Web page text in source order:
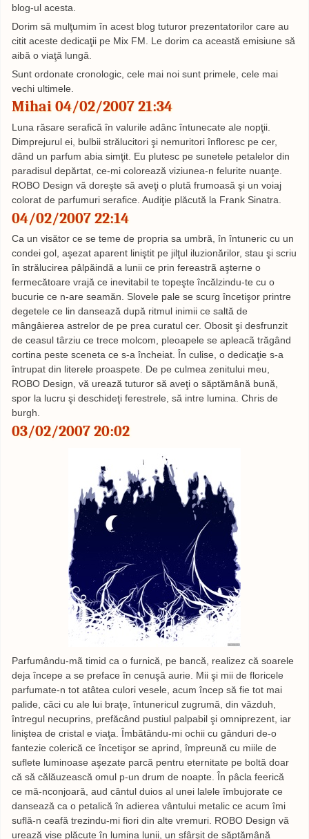
blog-ul acesta.
Dorim să mulţumim în acest blog tuturor prezentatorilor care au
citit aceste dedicaţii pe Mix FM. Le dorim ca această emisiune să
aibă o viaţă lungă.
Sunt ordonate cronologic, cele mai noi sunt primele, cele mai
vechi ultimele.
Mihai 04/02/2007 21:34
Luna răsare serafică în valurile adânc întunecate ale nopţii.
Dimprejurul ei, bulbii strălucitori şi nemuritori înfloresc pe cer,
dând un parfum abia simţit. Eu plutesc pe sunetele petalelor din
paradisul depărtat, ce-mi colorează viziunea-n felurite nuanţe.
ROBO Design vă doreşte să aveţi o plută frumoasă şi un voiaj
colorat de parfumuri serafice. Audiţie plăcută la Frank Sinatra.
04/02/2007 22:14
Ca un visător ce se teme de propria sa umbră, în întuneric cu un
condei gol, aşezat aparent liniştit pe jilţul iluzionărilor, stau şi scriu
în strălucirea pâlpăindă a lunii ce prin fereastrã aşterne o
fermecătoare vrajă ce inevitabil te topeşte încălzindu-te cu o
bucurie ce n-are seamăn. Slovele pale se scurg încetişor printre
degetele ce lin dansează după ritmul inimii ce saltă de
mângâierea astrelor de pe prea curatul cer. Obosit şi desfrunzit
de ceasul târziu ce trece molcom, pleoapele se apleacã trăgând
cortina peste sceneta ce s-a încheiat. În culise, o dedicaţie s-a
întrupat din literele proaspete. De pe culmea zenitului meu,
ROBO Design, vă urează tuturor să aveţi o săptămână bună,
spor la lucru şi deschideţi ferestrele, să intre lumina. Chris de
burgh.
03/02/2007 20:02
Parfumându-mã timid ca o furnică, pe bancă, realizez că soarele
deja începe a se preface în cenuşă aurie. Mii şi mii de floricele
parfumate-n tot atâtea culori vesele, acum încep să fie tot mai
palide, căci cu ale lui braţe, întunericul zugrumă, din văzduh,
întregul necuprins, prefăcând pustiul palpabil şi omniprezent, iar
liniştea de cristal e viaţa. Îmbătându-mi ochii cu gânduri de-o
fantezie colerică ce încetişor se aprind, împreună cu miile de
suflete luminoase aşezate parcă pentru eternitate pe boltă doar
că să călăuzească omul p-un drum de noapte. În pâcla feerică
ce mă-nconjoară, aud cântul duios al unei lalele îmbujorate ce
dansează ca o petalică în adierea vântului metalic ce acum îmi
suflă-n ceafă trezindu-mi fiori din alte vremuri. ROBO Design vă
urează vise plăcute în lumina lunii, un sfârşit de săptămână